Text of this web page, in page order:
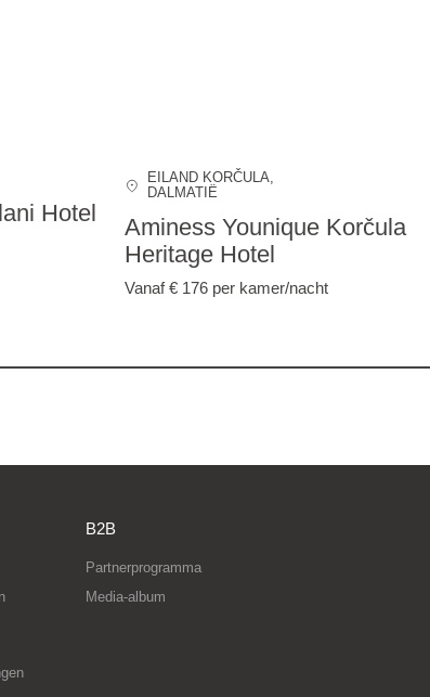
Hotel
EILAND KORČULA,
DALMATIË
Aminess Younique Korčula
Heritage Hotel
Vanaf € 176 per kamer/nacht
B2B
Partnerprogramma
Media-album